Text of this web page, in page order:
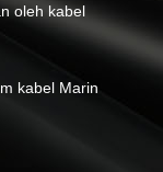
oleh kabel
kabel Marin